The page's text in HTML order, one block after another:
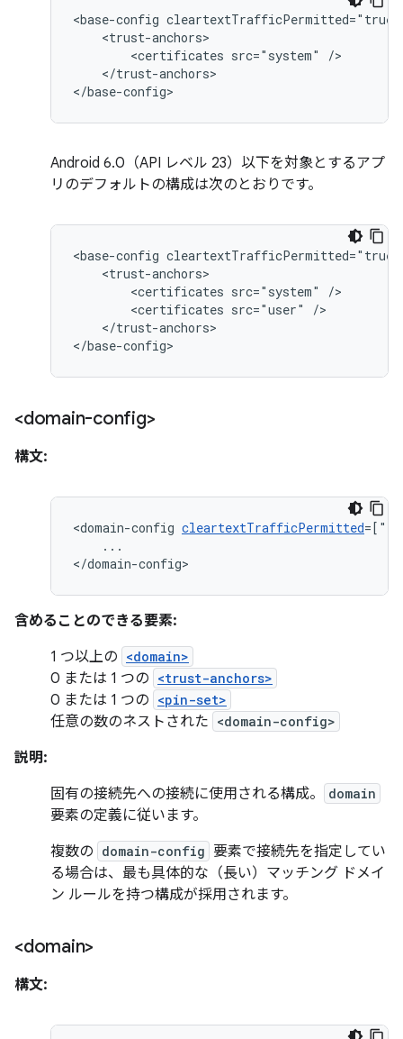
<base-config
<certificates src="system"
</trust-anchors>
</base-config>
Android 6.0（API レベル 23）以下を対象とするアプ
リのデフォルトの構成は次のとおりです。
<base-config
<certificates src="system"
<certificates src="user"
</trust-anchors>
</base-config>
<domain-config>
構文:
<domain-config cleartextTrafficPermitted
...
</domain-config>
含めることのできる要素:
1 つ以上の <domain>
0 または 1 つの <trust-anchors>
0 または 1 つの <pin-set>
任意の数のネストされた <domain-config>
説明:
固有の接続先への接続に使用される構成。
domain
要素の定義に従います。
複数の domain-config 要素で接続先を指定してい
る場合は、最も具体的な（長い）マッチング ドメイ
ン ルールを持つ構成が採用されます。
<domain>
構文: